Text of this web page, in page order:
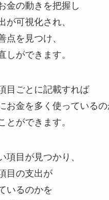
金の動きを把握し
が可視化され、
点を見つけ、
しができます。
目ごとに記載すれば
お金を多く使っているの
とができます。
項目が見つかり、
目の支出が
いるのかを